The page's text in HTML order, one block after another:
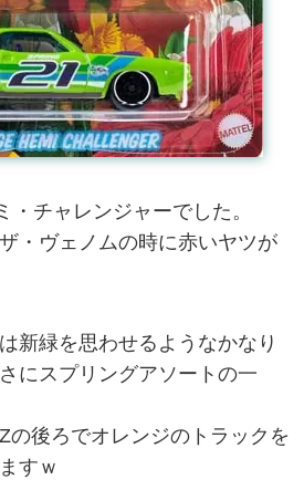
・チャレンジャーでした。
・ヴェノムの時に赤いヤツが
新緑を思わせるようなかなり
にスプリングアソートの一
の後ろでオレンジのトラックを
すｗ